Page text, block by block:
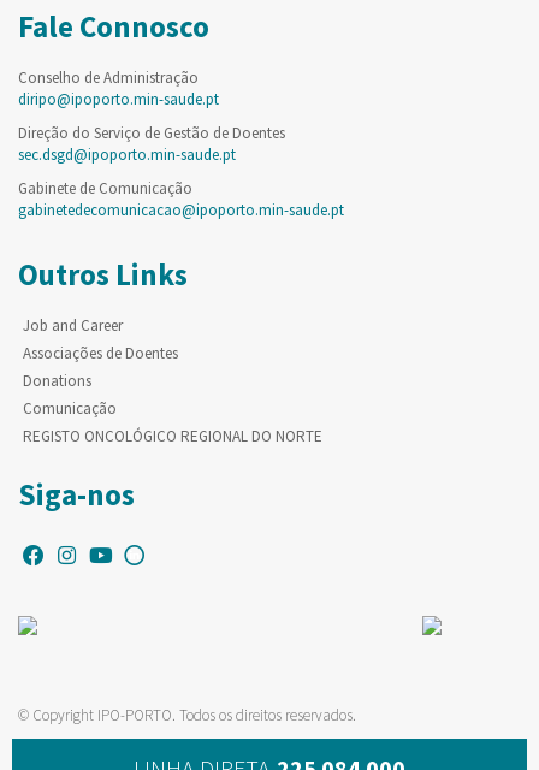
Fale Connosco
Conselho de Administração
diripo@ipoporto.min-saude.pt
Direção do Serviço de Gestão de Doentes
sec.dsgd@ipoporto.min-saude.pt
Gabinete de Comunicação
gabinetedecomunicacao@ipoporto.min-saude.pt
Outros Links
Job and Career
Associações de Doentes
Donations
Comunicação
REGISTO ONCOLÓGICO REGIONAL DO NORTE
Siga-nos
© Copyright IPO-PORTO. Todos os direitos reservados.